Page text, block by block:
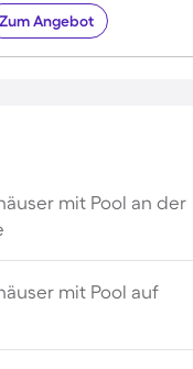
Zum Angebot
mit Pool an der
mit Pool auf